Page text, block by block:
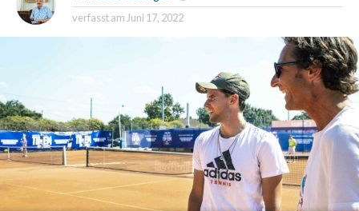
verfasst am Juni 17, 2022